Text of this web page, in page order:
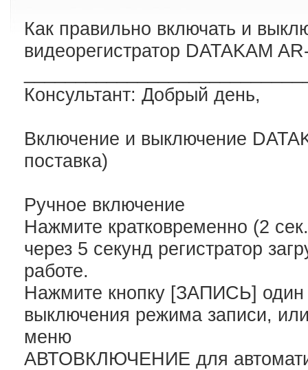
Как правильно включать и
видеорегистратор DATAKAM
Консультант: Добрый день,
Включение и выключение
поставка)
Ручное включение
Нажмите кратковременно (2
через 5 секунд регистратор
работе.
Нажмите кнопку [ЗАПИСЬ] один
выключения режима записи,
меню
АВТОВКЛЮЧЕНИЕ для